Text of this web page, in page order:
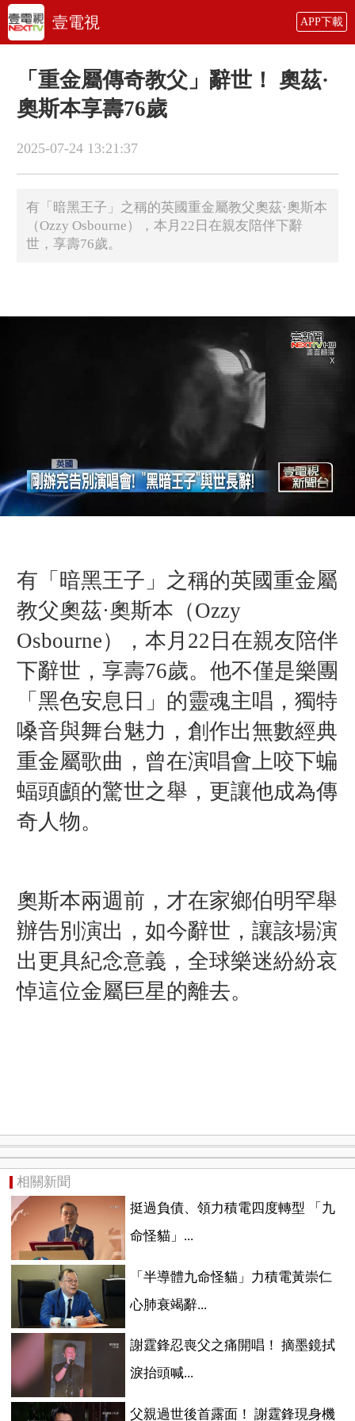
壹電視 APP下載
「重金屬傳奇教父」辭世！ 奧茲·
奧斯本享壽76歲
2025-07-24 13:21:37
有「暗黑王子」之稱的英國重金屬教父奧茲·奧斯本
（Ozzy Osbourne），本月22日在親友陪伴下辭
世，享壽76歲。
有「暗黑王子」之稱的英國重金屬
教父奧茲·奧斯本（Ozzy
Osbourne），本月22日在親友陪伴
下辭世，享壽76歲。他不僅是樂團
「黑色安息日」的靈魂主唱，獨特
嗓音與舞台魅力，創作出無數經典
重金屬歌曲，曾在演唱會上咬下蝙
蝠頭顱的驚世之舉，更讓他成為傳
奇人物。
奧斯本兩週前， 才在家鄉伯明罕舉
辦告別演出，如今辭世，讓該場演
出更具紀念意義，全球樂迷紛紛哀
悼這位金屬巨星的離去。
相關新聞
挺過負債、領力積電四度轉型 「九
命怪貓」...
「半導體九命怪貓」力積電黃崇仁
心肺衰竭辭...
謝霆鋒忍喪父之痛開唱！ 摘墨鏡拭
淚抬頭喊...
父親過世後首露面！ 謝霆鋒現身機